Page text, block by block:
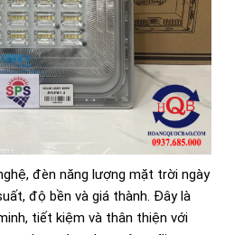
đèn năng lượng mặt trời ngày
độ bền và giá thành. Đây là
tiết kiệm và thân thiện với